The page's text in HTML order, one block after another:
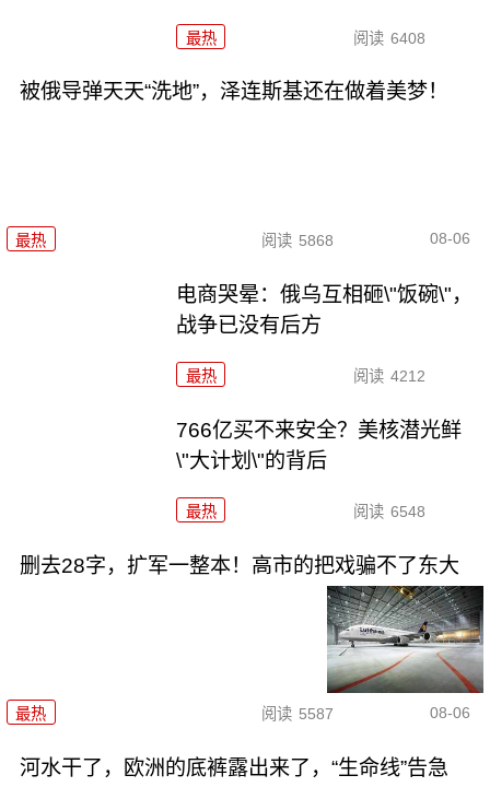
最热 阅读 6408
被俄导弹天天“洗地”，泽连斯基还在做着美梦！
最热 阅读 5868 08-06
电商哭晕：俄乌互相砸\"饭碗\"，
战争已没有后方
最热 阅读 4212
766亿买不来安全？美核潜光鲜
\"大计划\"的背后
最热 阅读 6548
删去28字，扩军一整本！高市的把戏骗不了东大
最热 阅读 5587 08-06
河水干了，欧洲的底裤露出来了，“生命线”告急